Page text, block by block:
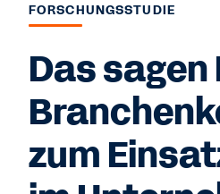
FORSCHUNGSSTUDIE
Das sagen
zum